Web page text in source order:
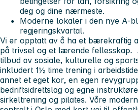
deg og dine nærmeste.
Moderne lokaler i den nye A-
regjeringskvartal.
Vi er opptatt av å ha et bærekraftig
på trivsel og et lærende fellesskap.
tilbud av sosiale, kulturelle og
inkludert 1½ time trening i
annet et eget kor, en egen
bedriftsidrettslag og egne
sirkeltrening og pilates. Våre